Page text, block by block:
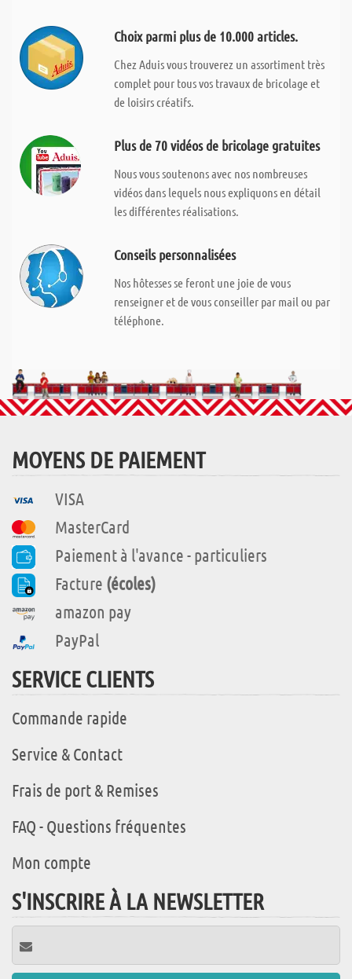
Choix parmi plus de 10.000 articles.
Chez Aduis vous trouverez un assortiment très
complet pour tous vos travaux de bricolage et
de loisirs créatifs.
Plus de 70 vidéos de bricolage gratuites
Nous vous soutenons avec nos nombreuses
vidéos dans lequels nous expliquons en détail
les différentes réalisations.
Conseils personnalisées
Nos hôtesses se feront une joie de vous
renseigner et de vous conseiller par mail ou par
téléphone.
MOYENS DE PAIEMENT
VISA
MasterCard
Paiement à l'avance - particuliers
Facture (écoles)
amazon pay
PayPal
SERVICE CLIENTS
Commande rapide
Service & Contact
Frais de port & Remises
FAQ - Questions fréquentes
Mon compte
S'INSCRIRE À LA NEWSLETTER